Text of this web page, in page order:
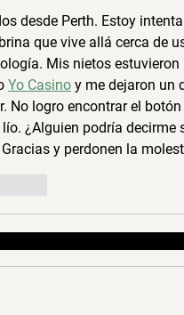
desde Perth. Estoy
que vive allá cerca de
Mis nietos
Yo Casino y me dejaron un
No logro encontrar el
¿Alguien podría
y perdonen la